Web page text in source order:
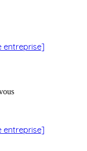
entreprise]
entreprise]